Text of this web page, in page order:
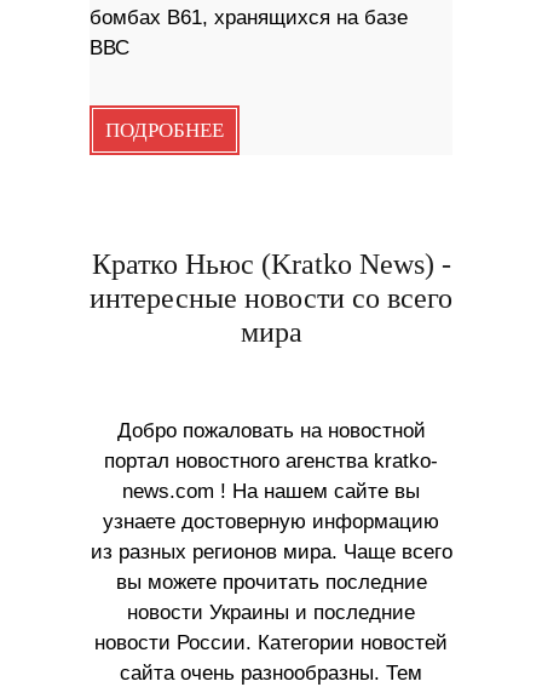
бомбах B61, хранящихся на базе
ВВС
ПОДРОБНЕЕ
Кратко Ньюс (Kratko News) -
интересные новости со всего
мира
Добро пожаловать на новостной
портал новостного агенства kratko-
news.com ! На нашем сайте вы
узнаете достоверную информацию
из разных регионов мира. Чаще всего
вы можете прочитать последние
новости Украины и последние
новости России. Категории новостей
сайта очень разнообразны. Тем